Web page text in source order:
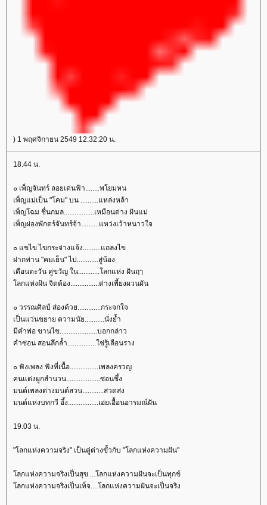
) 1 พฤศจิกายน 2549 12:32:20 น.
18.44 น.
๐ เพ็ญจันทร์ ลอยเด่นฟ้า........พโยมหน
เพ็ญแม่เป็น "โคม" บน ..........แหล่งหล้า
เพ็ญโฉม ชื่นกมล.................เหมือนต่าง ฝันแม่
เพ็ญผ่องพักตร์จันทร์จ้า..........แหว่งเว้าหนาวใจ
๐ แขไข ไขกระจ่างแจ้ง..........แถลงไข
ฝากท่าน "คมเย็น" ไป............สู่น้อง
เดือนตะวัน คู่ขวัญ ใน............โลกแห่ง ฝันฤๅ
ลกแห่งฝ้น จิตต้อง................ต่างเพี้ยงผวนผัน
๐ วรรณศิลป์ ส่องด้วย.............กระจกใจ
เป็นแว่นขยาย ความนัย...........นั่งย้ำ
มีคำพ่อ ขานไข.....................บอกกล่าว
คำซ่อน สอนลึกล้ำ................ใช่รู้เลือนราง
๐ ฟังเพลง ฟังที่เนื้อ................เพลงครวญ
คนแต่งผูกสำนวน...................ซ่อนซึ้ง
มนต์เพลงต่างมนต์สวน............สวดส่ง
มนต์แห่งบทกวี อึ้ง.................เอ่ยเอื้อนอารมณ์ฝัน
19.03 น.
"โลกแห่งความจริง" เป็นคู่ต่างขั้วกับ "โลกแห่งความฝัน"
ลกแห่งความจริงเป็นสุข ...โลกแห่งความฝันจะเป็นทุกข์
ลกแห่งความจริงเป็นเท็จ....โลกแห่งความฝันจะเป็นจริง